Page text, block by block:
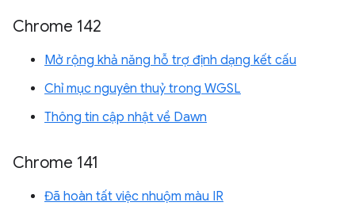
Chrome 142
Mở rộng khả năng hỗ trợ định dạng kết cấu
Chỉ mục nguyên thuỷ trong WGSL
Thông tin cập nhật về Dawn
Chrome 141
Đã hoàn tất việc nhuộm màu IR